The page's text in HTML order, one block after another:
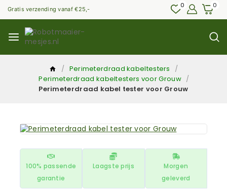
Gratis verzending vanaf €25,- 0 0
/ Perimeterdraad kabeltesters
/
Perimeterdraad kabeltesters voor Grouw /
Perimeterdraad kabel tester voor Grouw
100% passende
garantie
Laagste prijs
Morgen
geleverd